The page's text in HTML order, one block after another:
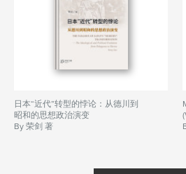
Keywords
, Bouden
日本“近代”转型的悖论：从德川到
昭和的思想政治演变
By 荣剑 著